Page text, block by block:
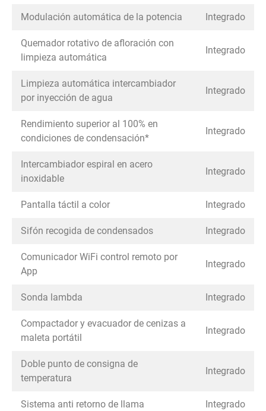
Modulación automática de la potencia Integrado
Quemador rotativo de afloración con
limpieza automática
Integrado
Limpieza automática intercambiador
por inyección de agua
Integrado
Rendimiento superior al 100% en
condiciones de condensación*
Integrado
Intercambiador espiral en acero
inoxidable
Integrado
Pantalla táctil a color Integrado
Sifón recogida de condensados Integrado
Comunicador WiFi control remoto por
App
Integrado
Sonda lambda Integrado
Compactador y evacuador de cenizas a
maleta portátil
Integrado
Doble punto de consigna de
temperatura
Integrado
Sistema anti retorno de llama Integrado